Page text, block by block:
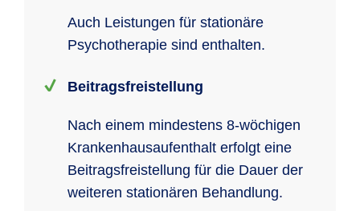
Auch Leistungen für stationäre
Psychotherapie sind enthalten.
Beitragsfreistellung
Nach einem mindestens 8-wöchigen
Krankenhausaufenthalt erfolgt eine
Beitragsfreistellung für die Dauer der
weiteren stationären Behandlung.